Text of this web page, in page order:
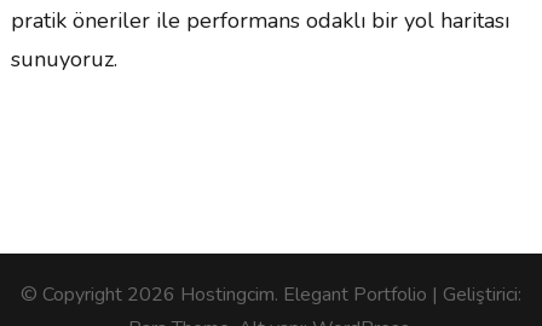
pratik öneriler ile performans odaklı bir yol haritası
sunuyoruz.
© Copyright 2026 Hostingcim. Elegant Portfolio | Geliştirici: